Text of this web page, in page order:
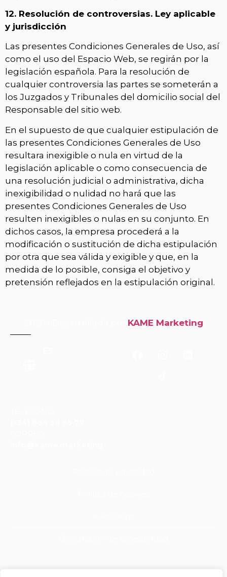
12. Resolución de controversias. Ley aplicable
y jurisdicción
Las presentes Condiciones Generales de Uso, así
como el uso del Espacio Web, se regirán por la
legislación española. Para la resolución de
cualquier controversia las partes se someterán a
los Juzgados y Tribunales del domicilio social del
Responsable del sitio web.
En el supuesto de que cualquier estipulación de
las presentes Condiciones Generales de Uso
resultara inexigible o nula en virtud de la
legislación aplicable o como consecuencia de
una resolución judicial o administrativa, dicha
inexigibilidad o nulidad no hará que las
presentes Condiciones Generales de Uso
resulten inexigibles o nulas en su conjunto. En
dichos casos, la empresa procederá a la
modificación o sustitución de dicha estipulación
por otra que sea válida y exigible y que, en la
medida de lo posible, consiga el objetivo y
pretensión reflejados en la estipulación original.
KAME Marketing